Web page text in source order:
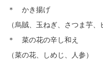
＊ かき揚げ
（烏賊、玉ねぎ、さつま芋、
＊ 菜の花の辛し和え
（菜の花、しめじ、人参）